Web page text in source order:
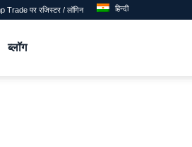
Trade पर रजिस्टर / लॉगिन हिन्दी
ब्लॉग